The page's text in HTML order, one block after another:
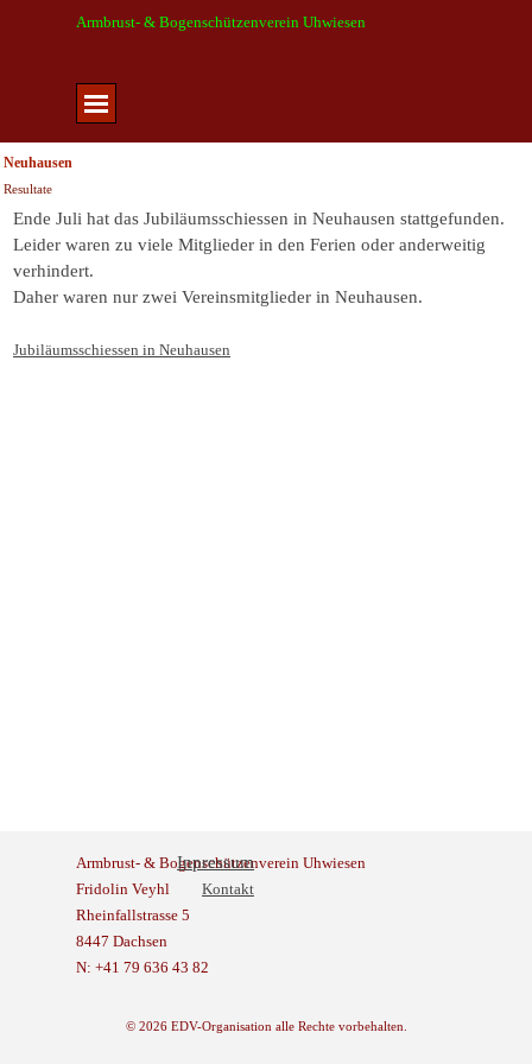
Armbrust- & Bogenschützenverein Uhwiesen
Menü überspringen
Neuhausen
Resultate
Ende Juli hat das Jubiläumsschiessen in Neuhausen stattgefunden.
Leider waren zu viele Mitglieder in den Ferien oder anderweitig
verhindert.
Daher waren nur zwei Vereinsmitglieder in Neuhausen.
Jubiläumsschiessen in Neuhausen
Inpressum
Kontakt
Armbrust- & Bogenschützenverein Uhwiesen
Fridolin Veyhl
Rheinfallstrasse 5
8447 Dachsen
N: +41 79 636 43 82
© 2026 EDV-Organisation alle Rechte vorbehalten.